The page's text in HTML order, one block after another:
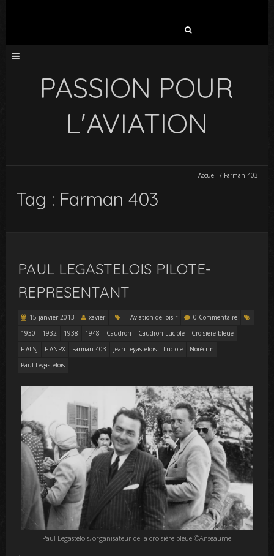
PASSION POUR
L'AVIATION
Accueil / Farman 403
Tag : Farman 403
PAUL LEGASTELOIS PILOTE-
REPRESENTANT
15 janvier 2013 xavier Aviation de loisir
0 Commentaire
1930
1932 1938 1948 Caudron Caudron Luciole
Croisière bleue
F-ALSJ
F-ANPX Farman 403 Jean Legastelois Luciole
Norécrin
Paul Legastelois
Paul Legastelois, organisateur de la croisière bleue ©Anseaume